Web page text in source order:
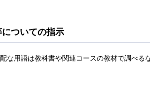
ついての指示
な用語は教科書や関連コースの教材で調べる